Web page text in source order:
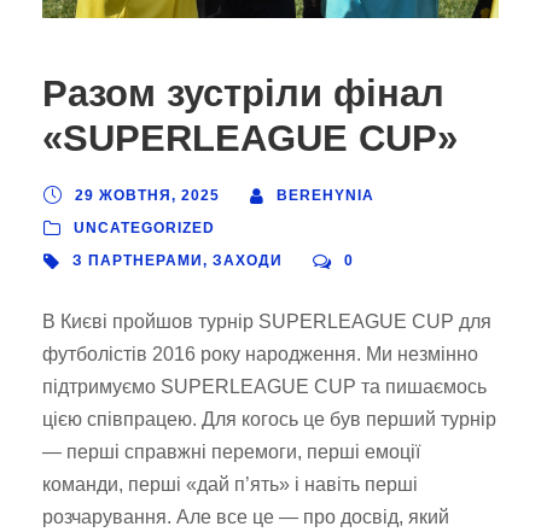
Разом зустріли фінал
«SUPERLEAGUE CUP»
29 ЖОВТНЯ, 2025
BEREHYNIA
UNCATEGORIZED
З ПАРТНЕРАМИ, ЗАХОДИ 0
В Києві пройшов турнір SUPERLEAGUE CUP для
футболістів 2016 року народження. Ми незмінно
підтримуємо SUPERLEAGUE СUP та пишаємось
цією співпрацею. Для когось це був перший турнір
— перші справжні перемоги, перші емоції
команди, перші «дай п’ять» і навіть перші
розчарування. Але все це — про досвід, який